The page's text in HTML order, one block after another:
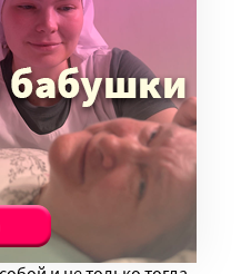
пережившим
С теми, кто
с людьми, не
войны. Их обычные
конечно же,